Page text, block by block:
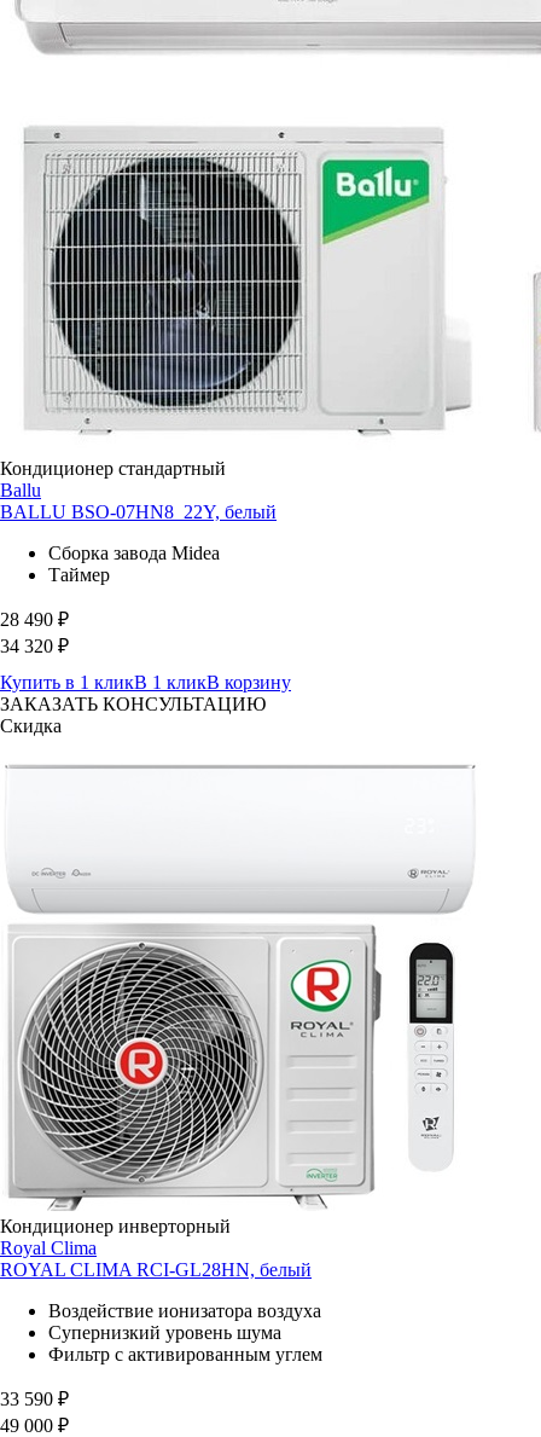
Кондиционер стандартный
Ballu
BALLU BSO-07HN8_22Y, белый
Сборка завода Midea
Таймер
28 490 ₽
34 320 ₽
Купить в 1 кликВ 1 кликВ корзину
ЗАКАЗАТЬ КОНСУЛЬТАЦИЮ
Скидка
Кондиционер инверторный
Royal Clima
ROYAL CLIMA RCI-GL28HN, белый
Воздействие ионизатора воздуха
Супернизкий уровень шума
Фильтр с активированным углем
33 590 ₽
49 000 ₽